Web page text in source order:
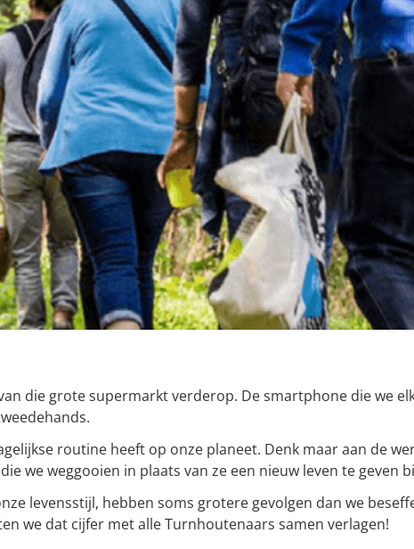
die grote supermarkt verderop. De smartphone die we
routine heeft op onze planeet. Denk maar aan de
we weggooien in plaats van ze een nieuw leven te geven
levensstijl, hebben soms grotere gevolgen dan we
we dat cijfer met alle Turnhoutenaars samen verlagen!